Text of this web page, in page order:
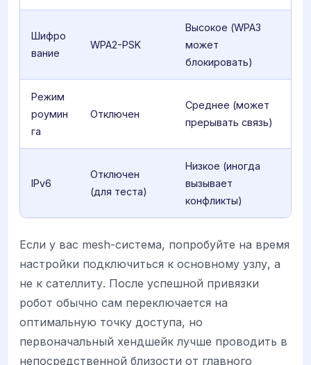
Шифро
вание
WPA2-PSK
Высокое (WPA3
может
блокировать)
Режим
роумин
га
Отключен
Среднее (может
прерывать связь)
IPv6
Отключен
(для теста)
Низкое (иногда
вызывает
конфликты)
Если у вас mesh-система, попробуйте на время
настройки подключиться к основному узлу, а
не к сателлиту. После успешной привязки
робот обычно сам переключается на
оптимальную точку доступа, но
первоначальный хендшейк лучше проводить в
непосредственной близости от главного